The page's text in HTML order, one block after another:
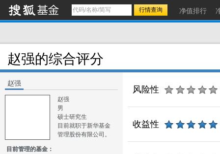
净值排行
赵强的综合评分
赵强
赵强
男
硕士研究生
目前就职于新华基金
管理股份有限公司。
目前管理的基金：
风险性
收益性